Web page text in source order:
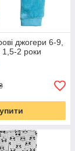
джогери 6-9,
1,5-2 роки